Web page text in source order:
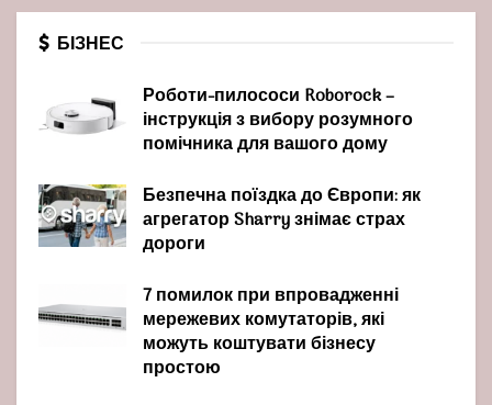
БІЗНЕС
Роботи-пилососи Roborock –
інструкція з вибору розумного
помічника для вашого дому
Безпечна поїздка до Європи: як
агрегатор Sharry знімає страх
дороги
7 помилок при впровадженні
мережевих комутаторів, які
можуть коштувати бізнесу
простою